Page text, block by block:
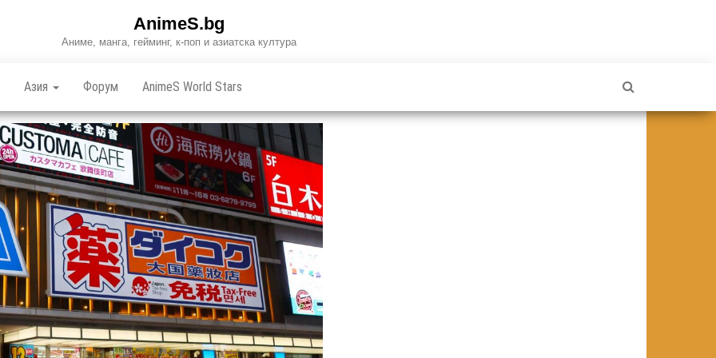
AnimeS.bg
Аниме, манга, гейминг, к-поп и азиатска култура
Азия Форум AnimeS World Stars